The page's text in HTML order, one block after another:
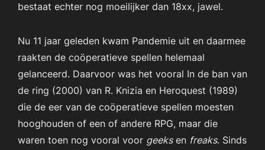
bestaat echter nog moeilijker dan 18xx, jawel.
Nu 11 jaar geleden kwam Pandemie uit en daarmee
raakten de coöperatieve spellen helemaal
gelanceerd. Daarvoor was het vooral In de ban van
de ring (2000) van R. Knizia en Heroquest (1989)
die de eer van de coöperatieve spellen moesten
hooghouden of een of andere RPG, maar die
waren toen nog vooral voor geeksen freaks. Sinds